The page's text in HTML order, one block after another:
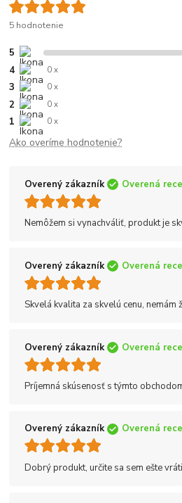
5 hodnotenie
5
4 0 x
3 0 x
2 0 x
1 0 x
Ako overíme hodnotenie?
Overený zákazník Overená
Nemôžem si vynachváliť, produkt je
Overený zákazník Overená
Skvelá kvalita za skvelú cenu, nemám
Overený zákazník Overená
Príjemná skúsenosť s týmto
Overený zákazník Overená
Dobrý produkt, určite sa sem ešte